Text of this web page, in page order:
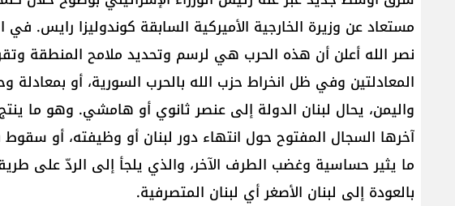
مستعاد عن وزيرة الخارجية الأميركية السابقة كوندوليزا رايس.
نصر الله أعلن أن هذه الحرب هي لرسم وتحديد ملامح المنطقة
المعادلتين وفي ظل انخراط حزب الله بالحرب السورية، أو
واليمن، يحال لبنان الدولة إلى عنصر ثانوي أو هامشي. وهو ما
آخرها السجال المفتوح حول انتهاء دور لبنان أو وظيفته، أو
ما يثير حساسية وغضب الطرف الآخر، والذي يلجأ إلى الردّ على
بالعودة إلى لبنان الأصغر أي لبنان المتصرفية.